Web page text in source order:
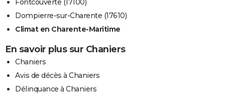
Fontcouverte (17100)
Dompierre-sur-Charente (17610)
Climat en Charente-Maritime
En savoir plus sur Chaniers
Chaniers
Avis de décès à Chaniers
Délinquance à Chaniers